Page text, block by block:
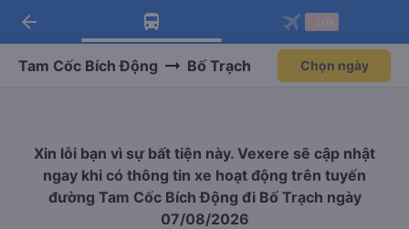
Tải app Vexere ngay!
Nhận ưu đãi thành viên độc
Mở app
Tải app Vexere
-30k/ghế khi đặt vé máy bay qua
Mở app
arrow_back
Tam Cốc Bích Động Bố Trạch Chọn ngày
Xin lỗi bạn vì sự bất tiện này. Vexere sẽ cập nhật
ngay khi có thông tin xe hoạt động trên tuyến
đường Tam Cốc Bích Động đi Bố Trạch ngày
07/08/2026